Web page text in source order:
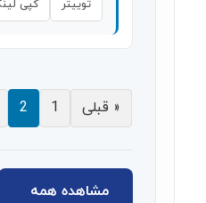
توییتر کپی
« قبلی 1
2
مشاهده همه